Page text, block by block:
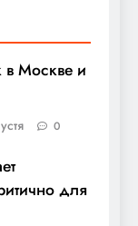
Москве и
0
для